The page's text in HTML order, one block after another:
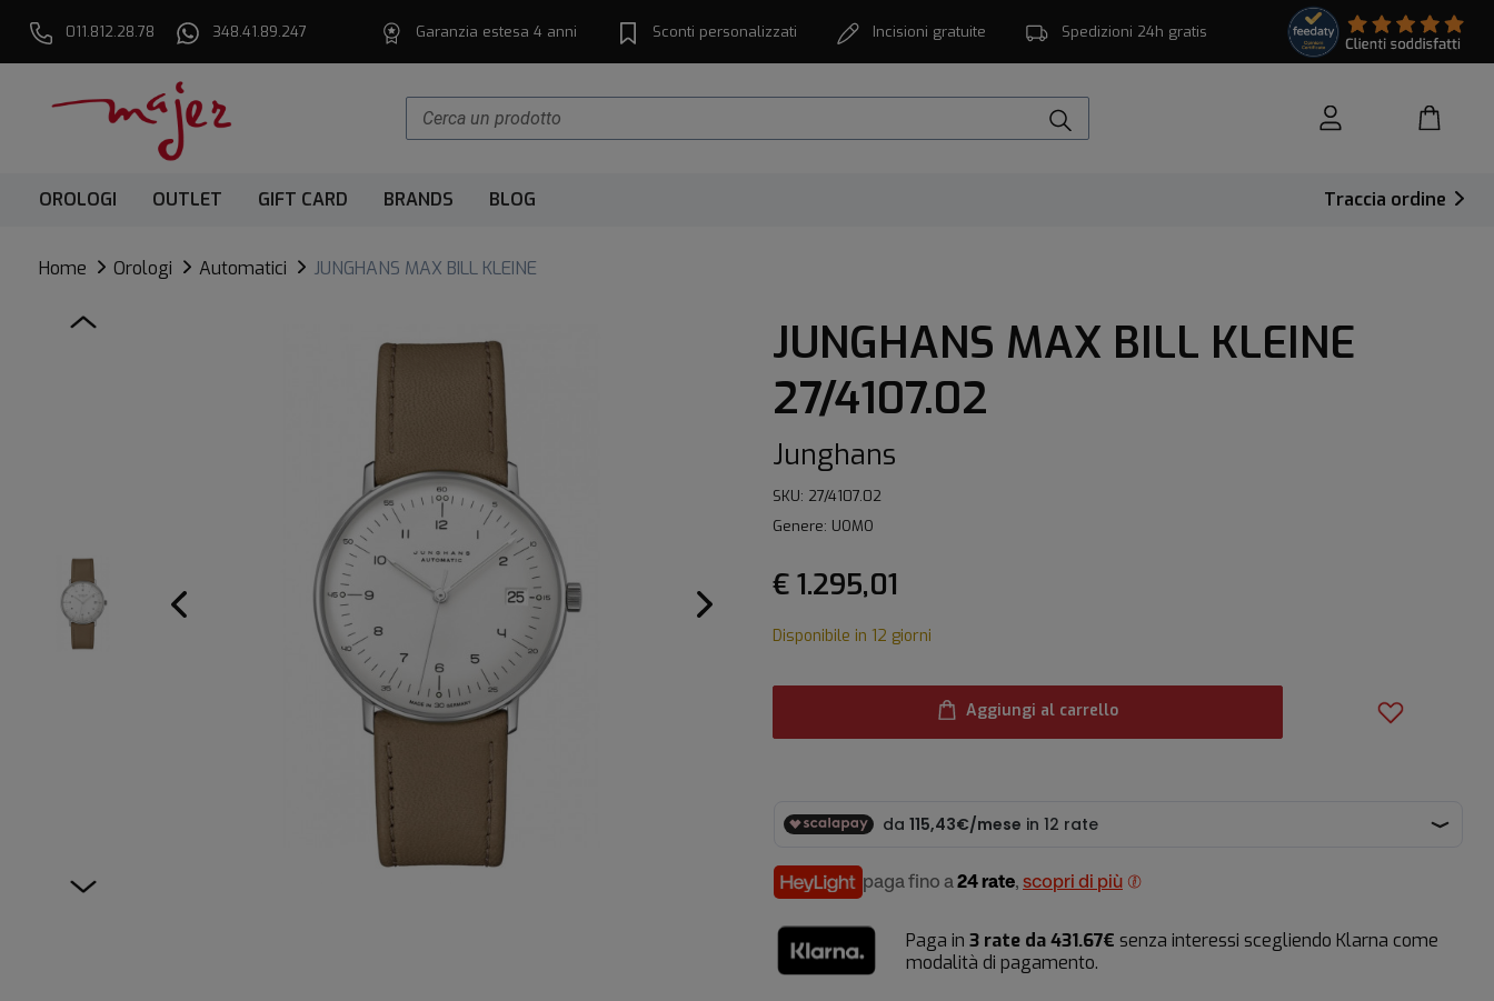
011.812.28.78 348.41.89.247 Garanzia estesa 4 anni Sconti personalizzati Incisioni gratuite Spedizioni 24h gratis
OROLOGI OUTLET GIFT CARD BRANDS BLOG Traccia ordine
Home Orologi Automatici JUNGHANS MAX BILL KLEINE
JUNGHANS MAX BILL KLEINE
27/4107.02
Junghans
SKU: 27/4107.02
Genere: UOMO
€ 1.295,01
Disponibile in 12 giorni
Aggiungi al carrello
paga fino a 24 rate, scopri di più
Paga in 3 rate da 431.67€ senza interessi scegliendo Klarna come
modalità di pagamento.